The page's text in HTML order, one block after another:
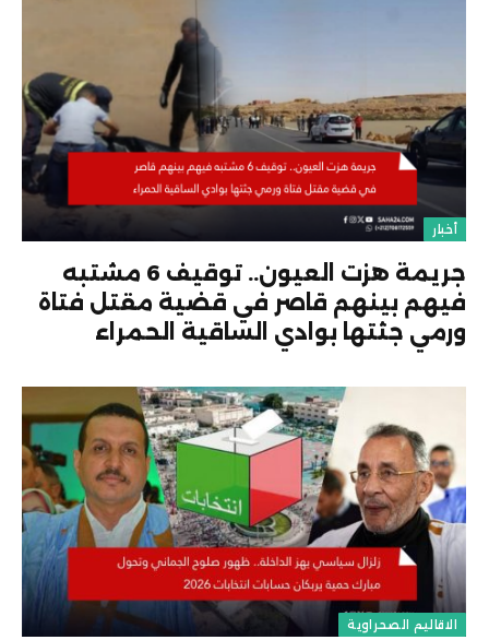
أخبار
جريمة هزت العيون.. توقيف 6 مشتبه
فيهم بينهم قاصر في قضية مقتل فتاة
ورمي جثتها بوادي الساقية الحمراء
الاقاليم الصحراوية